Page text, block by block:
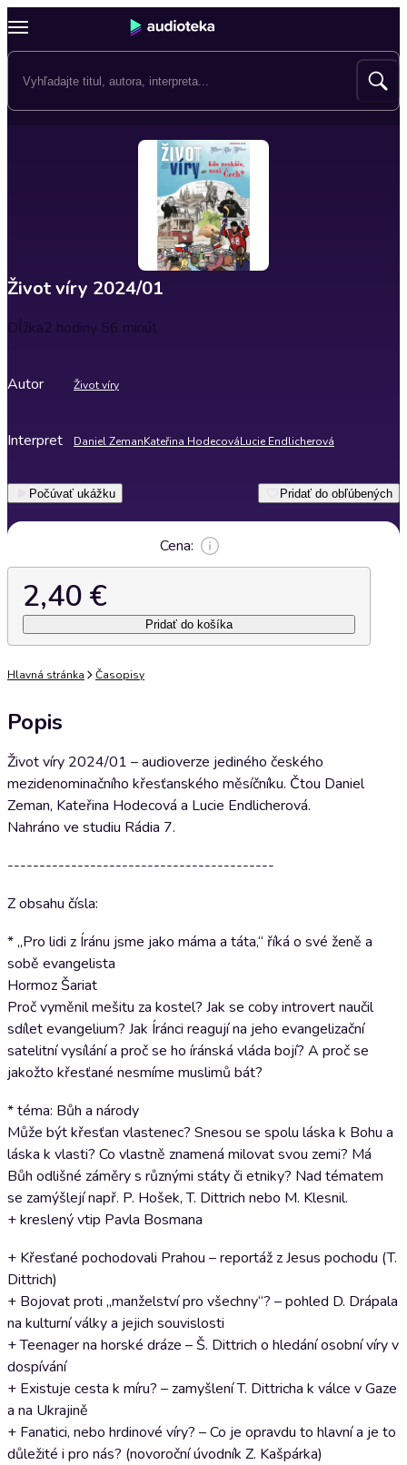
Život víry 2024/01
Dĺžka2 hodiny 56 minút
Autor Život víry
Interpret Daniel ZemanKateřina HodecováLucie Endlicherová
Počúvať ukážku Pridať do obľúbených
Cena:
2,40 €
Pridať do košíka
Hlavná stránka Časopisy
Popis
Život víry 2024/01 – audioverze jediného českého
mezidenominačního křesťanského měsíčníku. Čtou Daniel
Zeman, Kateřina Hodecová a Lucie Endlicherová.
Nahráno ve studiu Rádia 7.
------------------------------------------
Z obsahu čísla:
* „Pro lidi z Íránu jsme jako máma a táta,“ říká o své ženě a
sobě evangelista
Hormoz Šariat
Proč vyměnil mešitu za kostel? Jak se coby introvert naučil
sdílet evangelium? Jak Íránci reagují na jeho evangelizační
satelitní vysílání a proč se ho íránská vláda bojí? A proč se
jakožto křesťané nesmíme muslimů bát?
* téma: Bůh a národy
Může být křesťan vlastenec? Snesou se spolu láska k Bohu a
láska k vlasti? Co vlastně znamená milovat svou zemi? Má
Bůh odlišné záměry s různými státy či etniky? Nad tématem
se zamýšlejí např. P. Hošek, T. Dittrich nebo M. Klesnil.
+ kreslený vtip Pavla Bosmana
+ Křesťané pochodovali Prahou – reportáž z Jesus pochodu (T.
Dittrich)
+ Bojovat proti „manželství pro všechny“? – pohled D. Drápala
na kulturní války a jejich souvislosti
+ Teenager na horské dráze – Š. Dittrich o hledání osobní víry v
dospívání
+ Existuje cesta k míru? – zamyšlení T. Dittricha k válce v Gaze
a na Ukrajině
+ Fanatici, nebo hrdinové víry? – Co je opravdu to hlavní a je to
důležité i pro nás? (novoroční úvodník Z. Kašpárka)